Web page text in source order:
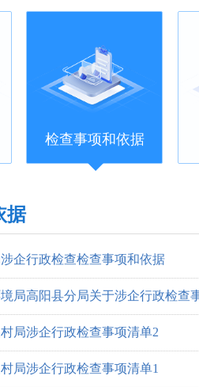
检查事项和依据
据
企行政检查检查事项和依据
局高阳县分局关于涉企行政检查
局涉企行政检查事项清单2
局涉企行政检查事项清单1